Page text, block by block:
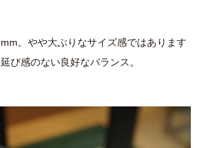
。やや大ぶりなサイズ感ではあります
び感のない良好なバランス。